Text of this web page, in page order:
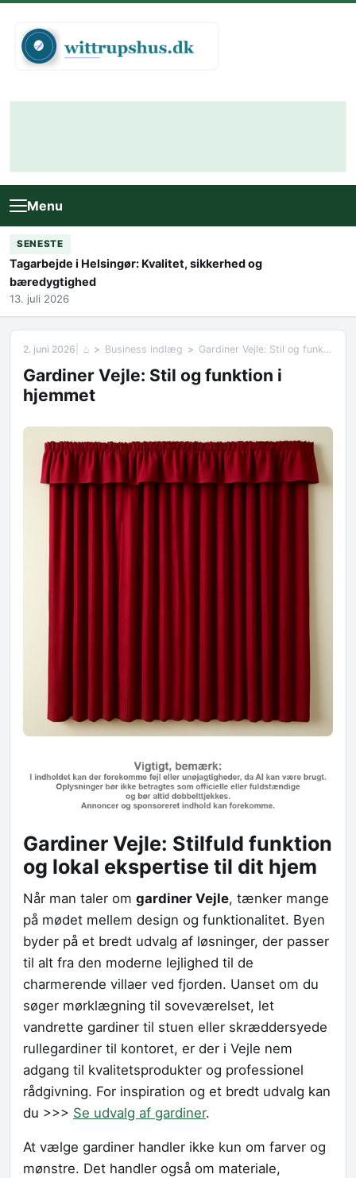
Menu
SENESTE
Tagarbejde i Helsingør: Kvalitet, sikkerhed og
bæredygtighed
13. juli 2026
2. juni 2026 ⌂ Business indlæg Gardiner Vejle: Stil og funktion i hjemmet
Gardiner Vejle: Stil og funktion i
hjemmet
Gardiner Vejle: Stilfuld funktion
og lokal ekspertise til dit hjem
Når man taler om gardiner Vejle, tænker mange
på mødet mellem design og funktionalitet. Byen
byder på et bredt udvalg af løsninger, der passer
til alt fra den moderne lejlighed til de
charmerende villaer ved fjorden. Uanset om du
søger mørklægning til soveværelset, let
vandrette gardiner til stuen eller skræddersyede
rullegardiner til kontoret, er der i Vejle nem
adgang til kvalitetsprodukter og professionel
rådgivning. For inspiration og et bredt udvalg kan
du >>> Se udvalg af gardiner.
At vælge gardiner handler ikke kun om farver og
mønstre. Det handler også om materiale,